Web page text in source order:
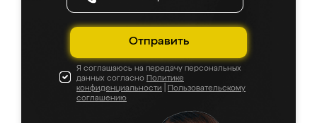
Отправить
Я соглашаюсь на передачу персональных
данных согласно Политике
конфиденциальности
Пользовательскому
соглашению